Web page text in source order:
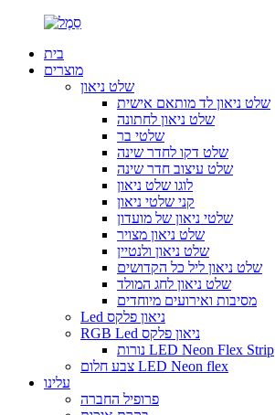
בית
מוצרים
שלט ניאון
שלט ניאון לד מותאם אישית
שלט ניאון לחתונה
שלטי בר
שלט דקו לחדר שינה
שלט עיצוב חדר שינה
לוגו שלט ניאון
קני שלטי ניאון
שלטי ניאון של מועדון
שלט ניאון מצויר
שלט ניאון ולנטיין
שלט ניאון ליל כל הקדושים
שלט ניאון לחג המולד
מסיבות ואירועים מיוחדים
Led ניאון פלקס
RGB Led ניאון פלקס
נורות LED Neon Flex Strip
צבע חלום LED Neon flex
עלינו
פרופיל החברה